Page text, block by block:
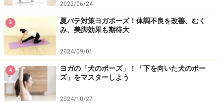
2022/06/24
3
夏バテ対策ヨガポーズ！体調不良を改善、むく
み、美脚効果も期待大
2024/09/01
4
ヨガの「犬のポーズ」！「下を向いた犬のポー
ズ」をマスターしよう
2024/10/27